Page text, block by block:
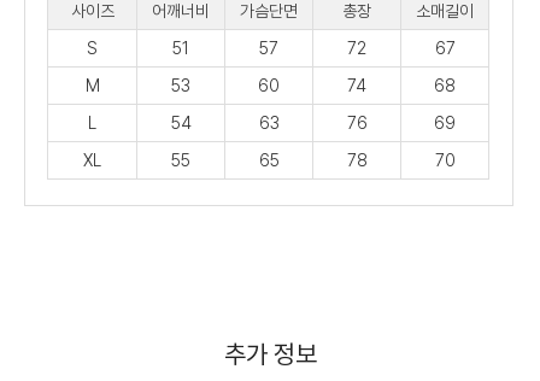
사이즈
어깨너비 가슴단면 총장
소매길이
S
51 57 72
67
M
53 60 74
68
L
54 63 76
69
XL
55 65 78 70
추가 정보